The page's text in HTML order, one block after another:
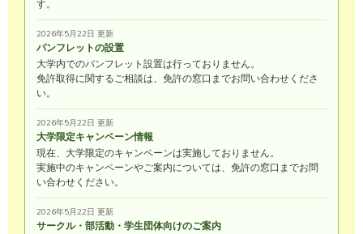
す。
2026年5月22日 更新
パンフレットの設置
大学内でのパンフレット設置は行っておりません。
免許取得に関するご相談は、免許の窓口までお問い合わせくださ
い。
2026年5月22日 更新
大学限定キャンペーン情報
現在、大学限定のキャンペーンは実施しておりません。
実施中のキャンペーンやご案内については、免許の窓口までお問
い合わせください。
2026年5月22日 更新
サークル・部活動・学生団体向けのご案内